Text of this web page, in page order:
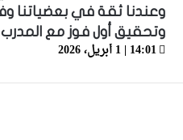
وعندنا ثقة في بعضياتنا
وتحقيق أول فوز مع المدرب
14:01 | 1 أبريل، 2026